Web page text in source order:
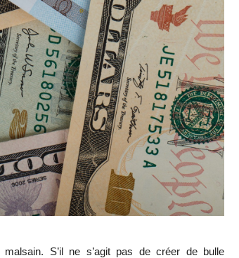
S’il ne s’agit pas de créer de bulle